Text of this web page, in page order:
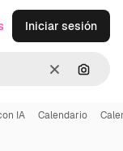
Borrar
Iniciar sesión
IA Calendario